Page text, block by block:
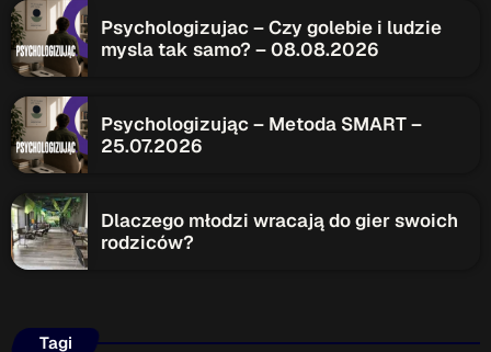
12:00 - 12:15
TOP CHART
Psychologizujac – Czy golebie i ludzie
mysla tak samo? – 08.08.2026
Psychologizując – Metoda SMART –
25.07.2026
Dlaczego młodzi wracają do gier swoich
rodziców?
Tagi